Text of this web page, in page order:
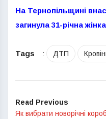
На Тернопільщині
загинула 31-річна жінка
Tags : ДТП
Read Previous
Як вибрати новорічні